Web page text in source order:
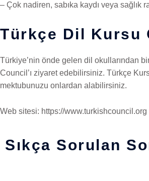
– Çok nadiren, sabıka kaydı veya sağlık
Türkçe Dil Kursu
Türkiye’nin önde gelen dil okullarından
Council’ı ziyaret edebilirsiniz. Türkçe
mektubunuzu onlardan alabilirsiniz.
Web sitesi: https://www.turkishcouncil.org
Sıkça Sorulan